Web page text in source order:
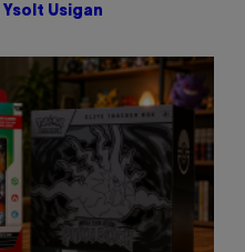
Ysolt Usigan